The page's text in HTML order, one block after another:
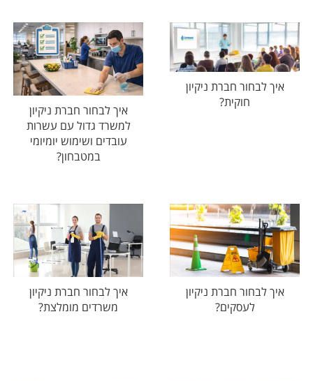
איך לבחור חברת ניקיון
חוקית?
איך לבחור חברת ניקיון
למשרד גדול עם עשרות
עובדים ושימוש יומיומי
במטבחון?
איך לבחור חברת ניקיון
לעסקים?
איך לבחור חברת ניקיון
משרדים מומלצת?